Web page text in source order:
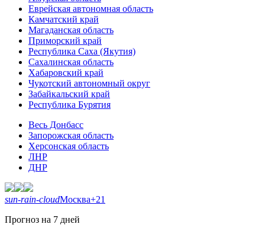
Еврейская автономная область
Камчатский край
Магаданская область
Приморский край
Республика Саха (Якутия)
Сахалинская область
Хабаровский край
Чукотский автономный округ
Забайкальский край
Республика Бурятия
Весь Донбасс
Запорожская область
Херсонская область
ЛНР
ДНР
sun-rain-cloudМосква+21
Прогноз на 7 дней